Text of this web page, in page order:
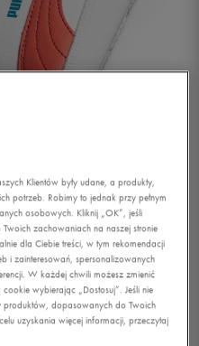
Klientów były udane, a produkty,
potrzeb. Robimy to jednak przy pełnym
osobowych. Kliknij „OK”, jeśli
zachowaniach na naszej stronie
dla Ciebie treści, w tym rekomendacji
i zainteresowań, spersonalizowanych
W każdej chwili możesz zmienić
wybierając „Dostosuj”. Jeśli nie
produktów, dopasowanych do Twoich
uzyskania więcej informacji, przeczytaj